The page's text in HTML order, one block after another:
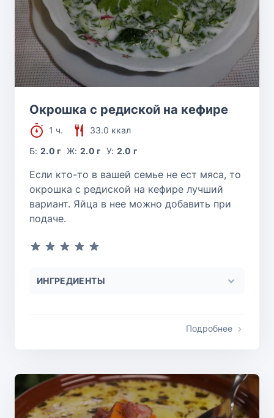
Окрошка с редиской на кефире
1 ч.
33.0 ккал
Б:2.0 г Ж: 2.0 г У: 2.0 г
Если кто-то в вашей семье не ест мяса, то
окрошка с редиской на кефире лучший
вариант. Яйца в нее можно добавить при
подаче.
ИНГРЕДИЕНТЫ
Подробнее